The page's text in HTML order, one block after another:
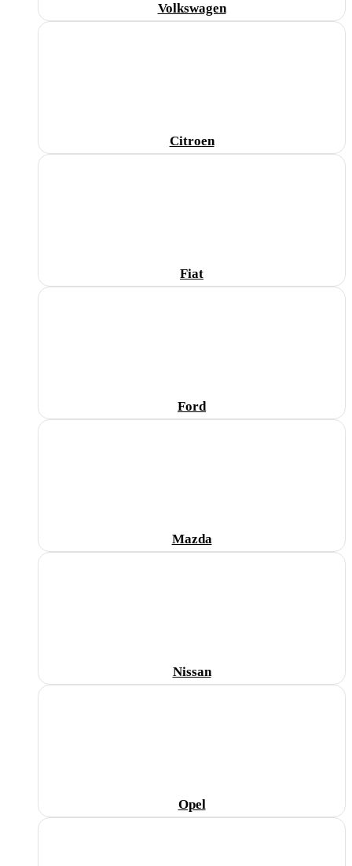
Volkswagen
Citroen
Fiat
Ford
Mazda
Nissan
Opel